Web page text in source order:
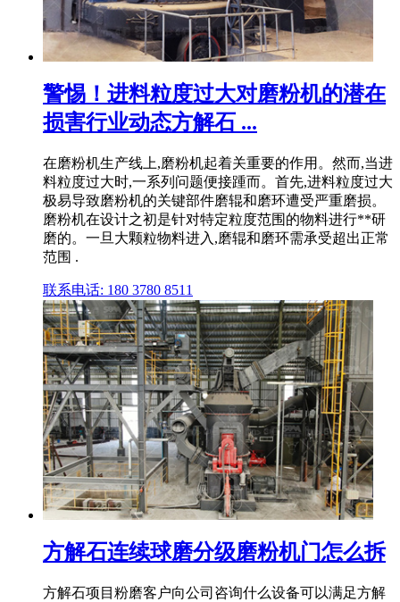
警惕！进料粒度过大对磨粉机的潜在
损害行业动态方解石 ...
在磨粉机生产线上,磨粉机起着关重要的作用。然而,当进
料粒度过大时,一系列问题便接踵而。首先,进料粒度过大
极易导致磨粉机的关键部件磨辊和磨环遭受严重磨损。
磨粉机在设计之初是针对特定粒度范围的物料进行**研
磨的。一旦大颗粒物料进入,磨辊和磨环需承受超出正常
范围 .
联系电话: 180 3780 8511
方解石连续球磨分级磨粉机门怎么拆
方解石项目粉磨客户向公司咨询什么设备可以满足方解